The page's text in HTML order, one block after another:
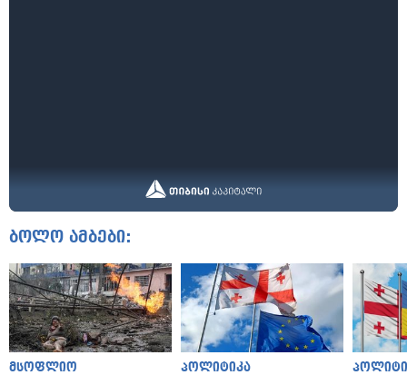
ბოლო ამბები:
მსოფლიო პოლიტიკა